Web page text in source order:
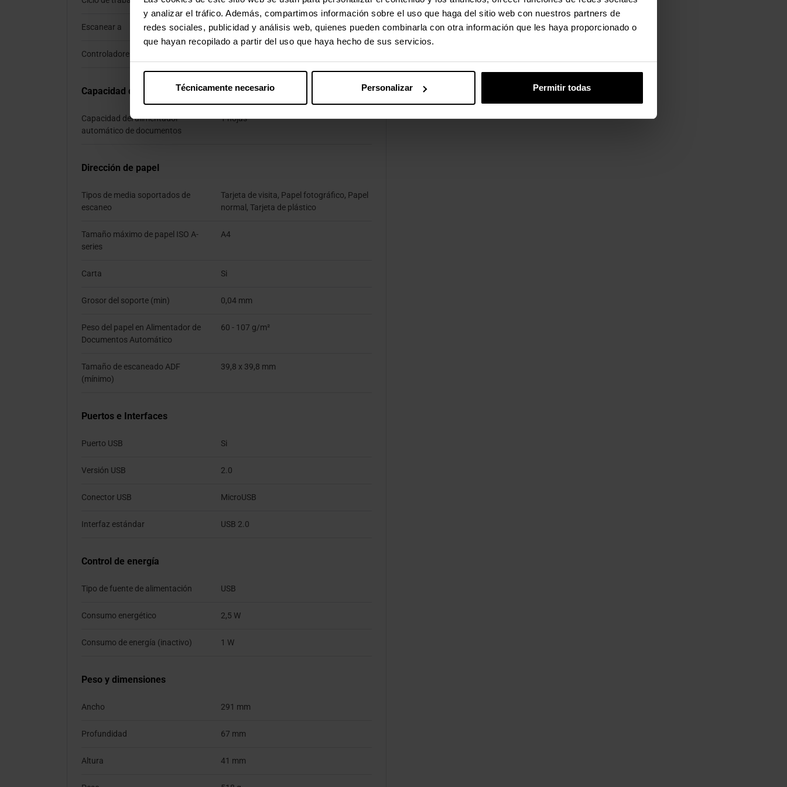
y analizar el tráfico. Además, compartimos información sobre el uso que haga del sitio web con nuestros partners de
redes sociales, publicidad y análisis web, quienes pueden combinarla con otra información que les haya proporcionado o
que hayan recopilado a partir del uso que haya hecho de sus servicios.
Técnicamente necesario Personalizar Permitir todas
Escanear a Correo electrónico, FTP, Archivo, Imagen
Controladores de escaneado
Capacidad de la entrada
Capacidad del alimentador
automático de documentos
1 hojas
Dirección de papel
Tipos de media soportados de
escaneo
Tarjeta de visita, Papel fotográfico, Papel
normal, Tarjeta de plástico
Tamaño máximo de papel ISO A-
series
A4
Carta Si
Grosor del soporte (min) 0,04 mm
Peso del papel en Alimentador de
Documentos Automático
60 - 107 g/m²
Tamaño de escaneado ADF
(mínimo)
39,8 x 39,8 mm
Puertos e Interfaces
Puerto USB Si
Versión USB 2.0
Conector USB MicroUSB
Interfaz estándar USB 2.0
Control de energía
Tipo de fuente de alimentación USB
Consumo energético 2,5 W
Consumo de energía (inactivo) 1 W
Peso y dimensiones
Ancho 291 mm
Profundidad 67 mm
Altura 41 mm